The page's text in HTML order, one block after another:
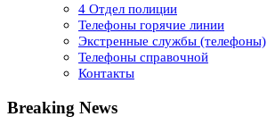
4 Отдел полиции
Телефоны горячие линии
Экстренные службы (телефоны)
Телефоны справочной
Контакты
Breaking News